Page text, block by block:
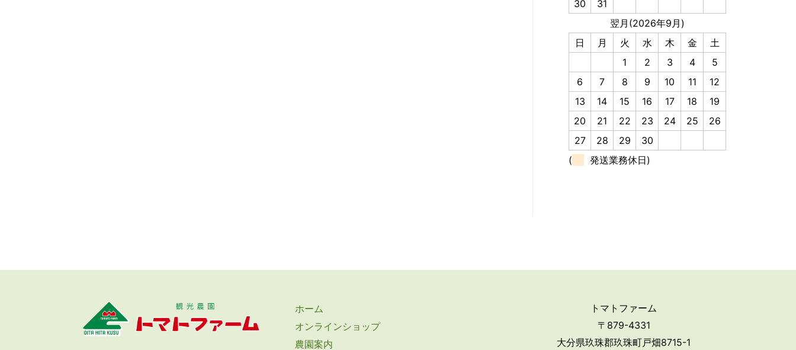
30
31
翌月(2026年9月)
日
月 火 水 木 金
土
1
2 3 4
5
6
7 8 9 10 11
12
13
14 15 16 17 18
19
20
21 22 23 24 25
26
27
28 29
30
(
発送業務休日)
ホーム
オンラインショップ
農園案内
トマトファーム
〒879-4331
大分県玖珠郡玖珠町戸畑8715-1